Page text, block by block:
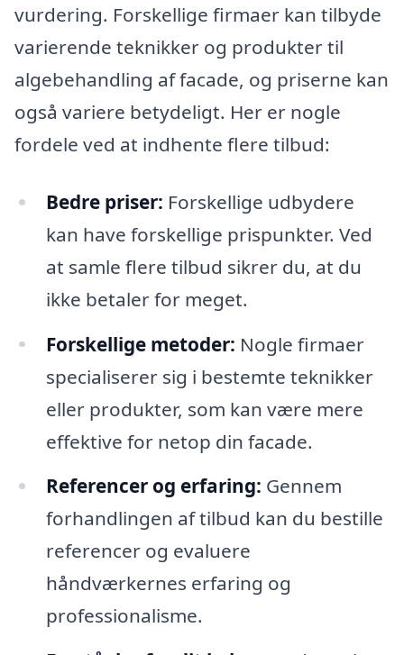
vurdering. Forskellige firmaer kan tilbyde
varierende teknikker og produkter til
algebehandling af facade, og priserne kan
også variere betydeligt. Her er nogle
fordele ved at indhente flere tilbud:
Bedre priser: Forskellige udbydere
kan have forskellige prispunkter. Ved
at samle flere tilbud sikrer du, at du
ikke betaler for meget.
Forskellige metoder: Nogle firmaer
specialiserer sig i bestemte teknikker
eller produkter, som kan være mere
effektive for netop din facade.
Referencer og erfaring: Gennem
forhandlingen af tilbud kan du bestille
referencer og evaluere
håndværkernes erfaring og
professionalisme.